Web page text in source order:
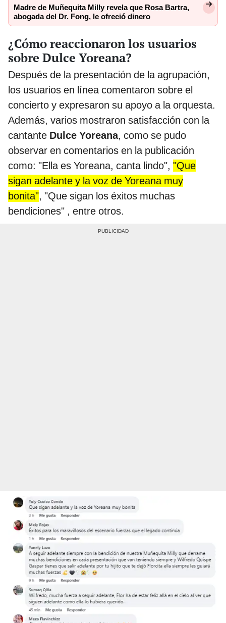
Madre de Muñequita Milly revela que Rosa Bartra,
abogada del Dr. Fong, le ofreció dinero
¿Cómo reaccionaron los usuarios
sobre Dulce Yoreana?
Después de la presentación de la agrupación,
los usuarios en línea comentaron sobre el
concierto y expresaron su apoyo a la orquesta.
Además, varios mostraron satisfacción con la
cantante Dulce Yoreana, como se pudo
observar en comentarios en la publicación
como: "Ella es Yoreana, canta lindo", "Que
sigan adelante y la voz de Yoreana muy
bonita", "Que sigan los éxitos muchas
bendiciones" , entre otros.